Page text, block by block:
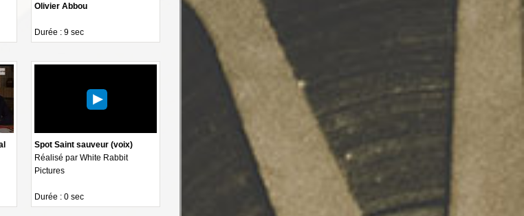
Olivier Abbou
Durée : 9 sec
Spot Saint sauveur (voix)
Réalisé par White Rabbit
Pictures
Durée : 0 sec